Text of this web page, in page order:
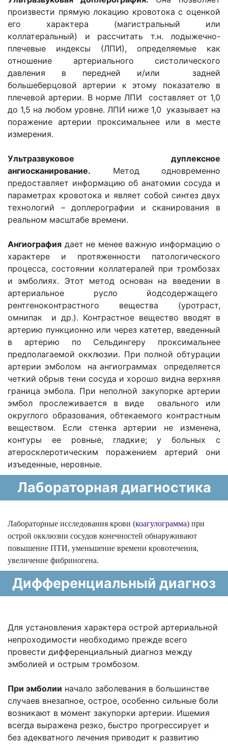
произвести прямую локацию кровотока с оценкой
его характера (магистральный или
коллатеральный) и рассчитать т.н. лодыжечно-
плечевые индексы (ЛПИ), определяемые как
отношение артериального систолического
давления в передней и/или задней
большеберцовой артерии к этому показателю в
плечевой артерии. В норме ЛПИ составляет от 1,0
до 1,5 на любом уровне. ЛПИ ниже 1,0 указывает на
поражение артерии проксимальнее или в месте
измерения.
Ультразвуковое дуплексное
ангиосканирование. Метод одновременно
предоставляет информацию об анатомии сосуда и
параметрах кровотока и являет собой синтез двух
технологий – доплерографии и сканирования в
реальном масштабе времени.
Ангиография дает не менее важную информацию о
характере и протяженности патологического
процесса, состоянии коллатералей при тромбозах
и эмболиях. Этот метод основан на введении в
артериальное русло йодсодержащего
рентгеноконтрастного вещества (уротраст,
омнипак и др.). Контрастное вещество вводят в
артерию пункционно или через катетер, введенный
в артерию по Сельдингеру проксимальнее
предполагаемой окклюзии. При полной обтурации
артерии эмболом на ангиограммах определяется
четкий обрыв тени сосуда и хорошо видна верхняя
граница эмбола. При неполной закупорке артерии
эмбол прослеживается в виде овального или
округлого образования, обтекаемого контрастным
веществом. Если стенка артерии не изменена,
контуры ее ровные, гладкие; у больных с
атеросклеротическим поражением артерий они
изъеденные, неровные.
Лабораторная диагностика
Лабораторные исследования крови (коагулограмма) при
острой окклюзии сосудов конечностей обнаруживают
повышение ПТИ, уменьшение времени кровотечения,
увеличение фибриногена.
Дифференциальный диагноз
Для установления характера острой артериальной
непроходимости необходимо прежде всего
провести дифференциальный диагноз между
эмболией и острым тромбозом.
При эмболии начало заболевания в большинстве
случаев внезапное, острое, особенно сильные боли
возникают в момент закупорки артерии. Ишемия
всегда выражена резко, быстро прогрессирует и
без адекватного лечения приводит к развитию